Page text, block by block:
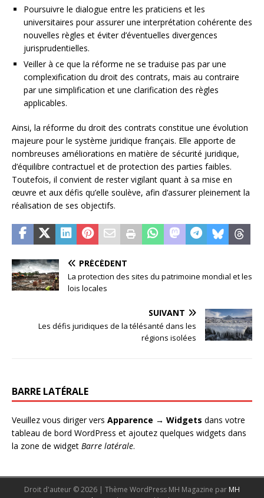
Poursuivre le dialogue entre les praticiens et les
universitaires pour assurer une interprétation cohérente des
nouvelles règles et éviter d’éventuelles divergences
jurisprudentielles.
Veiller à ce que la réforme ne se traduise pas par une
complexification du droit des contrats, mais au contraire
par une simplification et une clarification des règles
applicables.
Ainsi, la réforme du droit des contrats constitue une évolution
majeure pour le système juridique français. Elle apporte de
nombreuses améliorations en matière de sécurité juridique,
d’équilibre contractuel et de protection des parties faibles.
Toutefois, il convient de rester vigilant quant à sa mise en
œuvre et aux défis qu’elle soulève, afin d’assurer pleinement la
réalisation de ses objectifs.
PRÉCÉDENT
La protection des sites du patrimoine mondial et les
lois locales
SUIVANT
Les défis juridiques de la télésanté dans les
régions isolées
BARRE LATÉRALE
Veuillez vous diriger vers Apparence → Widgets dans votre
tableau de bord WordPress et ajoutez quelques widgets dans
la zone de widget Barre latérale.
Droit d'auteur © 2026 | Thème WordPress MH Magazine par MH